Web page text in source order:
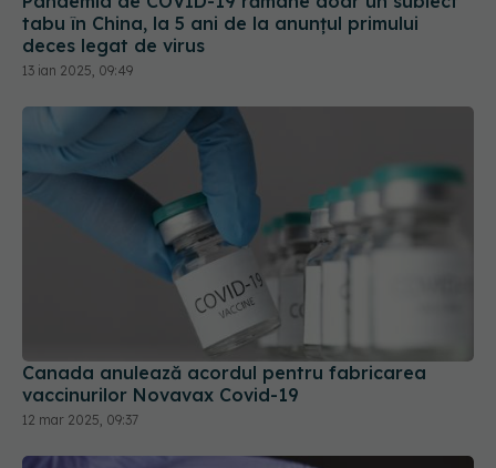
tabu în China, la 5 ani de la anunțul primului
deces legat de virus
13 ian 2025, 09:49
Canada anulează acordul pentru fabricarea
vaccinurilor Novavax Covid-19
12 mar 2025, 09:37